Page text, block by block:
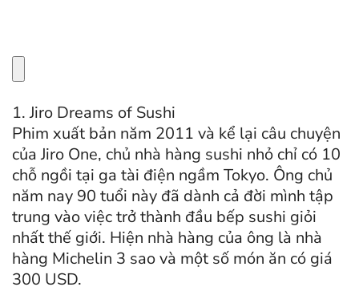
1. Jiro Dreams of Sushi
Phim xuất bản năm 2011 và kể lại câu chuyện
của Jiro One, chủ nhà hàng sushi nhỏ chỉ có 10
chỗ ngồi tại ga tài điện ngầm Tokyo. Ông chủ
năm nay 90 tuổi này đã dành cả đời mình tập
trung vào việc trở thành đầu bếp sushi giỏi
nhất thế giới. Hiện nhà hàng của ông là nhà
hàng Michelin 3 sao và một số món ăn có giá
300 USD.